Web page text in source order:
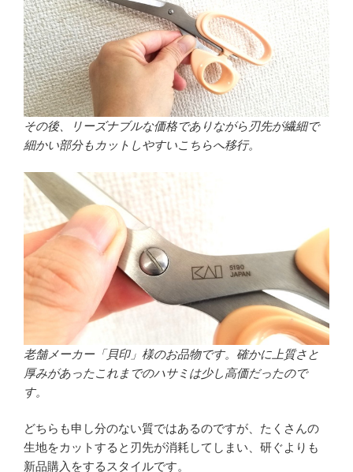
その後、リーズナブルな価格でありながら刃先が繊細で
細かい部分もカットしやすいこちらへ移行。
老舗メーカー「貝印」様のお品物です。確かに上質さと
厚みがあったこれまでのハサミは少し高価だったので
す。
どちらも申し分のない質ではあるのですが、たくさんの
生地をカットすると刃先が消耗してしまい、研ぐよりも
新品購入をするスタイルです。